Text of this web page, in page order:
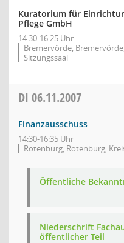
Kuratorium für
Pflege GmbH
14:30-16:25 Uhr
Bremervörde,
Sitzungssaal
DI 06.11.2007
Finanzausschuss
14:30-16:35 Uhr
Rotenburg, Rotenburg,
Öffentliche
Niederschrift
öffentlicher Teil